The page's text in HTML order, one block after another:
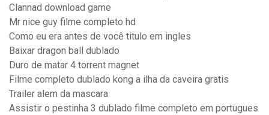
Clannad download game
Mr nice guy filme completo hd
Como eu era antes de você titulo em ingles
Baixar dragon ball dublado
Duro de matar 4 torrent magnet
Filme completo dublado kong a ilha da caveira gratis
Trailer alem da mascara
Assistir o pestinha 3 dublado filme completo em portugues